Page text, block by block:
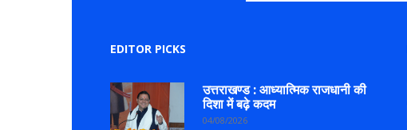
EDITOR PICKS
उत्तराखण्ड : आध्यात्मिक राजधानी की
दिशा में बढ़े कदम
04/08/2026